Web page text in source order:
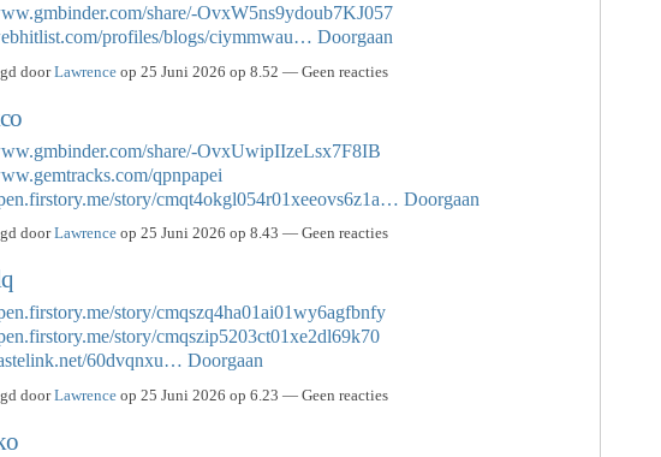
share/-OvxW5ns9ydoub7KJ057
profiles/blogs/ciymmwau… Doorgaan
doorLawrence op 25 Juni 2026 op 8.52 — Geen reacties
share/-OvxUwipIIzeLsx7F8IB
qpnpapei
story/cmqt4okgl054r01xeeovs6z1a… Doorgaan
doorLawrence op 25 Juni 2026 op 8.43 — Geen reacties
story/cmqszq4ha01ai01wy6agfbnfy
story/cmqszip5203ct01xe2dl69k70
60dvqnxu… Doorgaan
doorLawrence op 25 Juni 2026 op 6.23 — Geen reacties